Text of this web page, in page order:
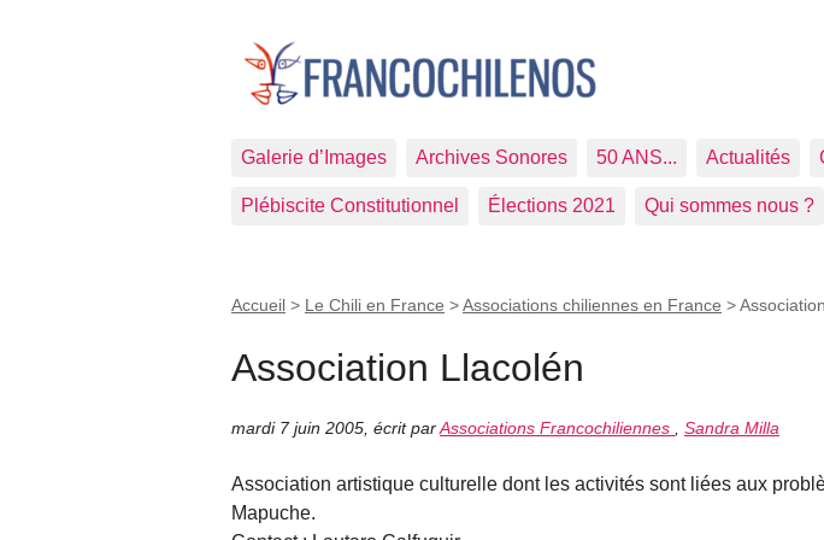
Galerie d’Images Archives Sonores 50 ANS... Actualités
Plébiscite Constitutionnel Élections 2021 Qui sommes nous ?
Accueil > Le Chili en France >Associations chiliennes en France >
Association Llacolén
mardi 7 juin 2005 écrit parAssociations Francochiliennes Sandra Milla
Association artistique culturelle dont les activités sont liées aux
Mapuche.